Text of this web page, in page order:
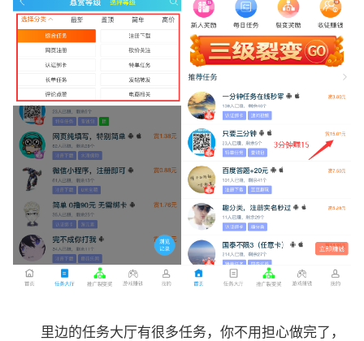
里边的任务大厅有很多任务，你不用担心做完了，